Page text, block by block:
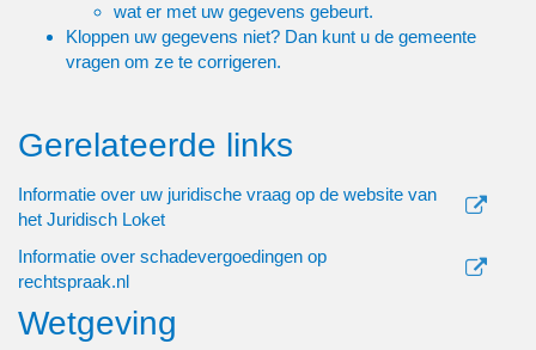
wat er met uw gegevens gebeurt.
Kloppen uw gegevens niet? Dan kunt u de gemeente
vragen om ze te corrigeren.
Gerelateerde links
Informatie over uw juridische vraag op de website van
het Juridisch Loket
Informatie over schadevergoedingen op
rechtspraak.nl
Wetgeving